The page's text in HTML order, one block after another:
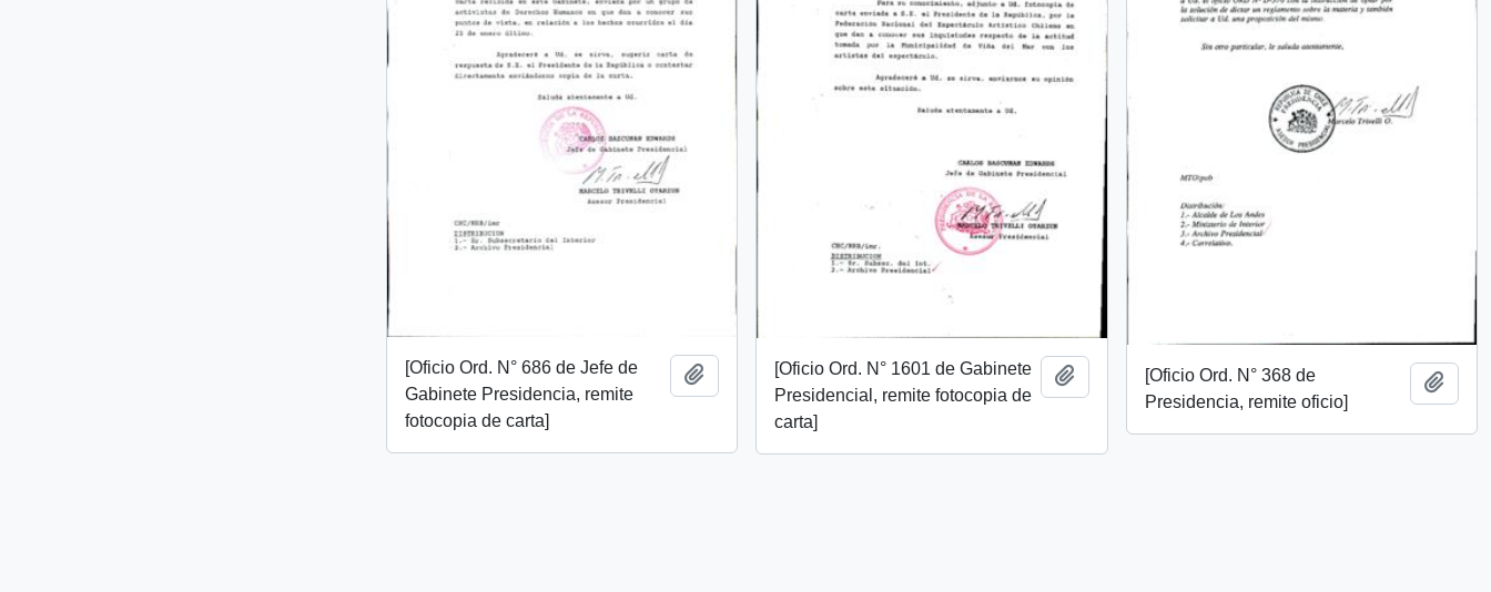
[Oficio Ord. N° 1601 de Gabinete
Presidencial, remite fotocopia de
carta]
Añadir al portapapeles
[Oficio Ord. N° 686 de Jefe de
Gabinete Presidencia, remite
fotocopia de carta]
Añadir al portapapeles
[Oficio Ord. N° 368 de
Presidencia, remite oficio]